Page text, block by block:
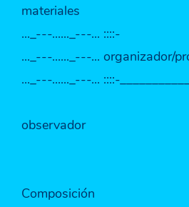
materiales
..._---......_---... ::::-
..._---......_---... organizador/
..._---......_---... ::::-
observador
Composición